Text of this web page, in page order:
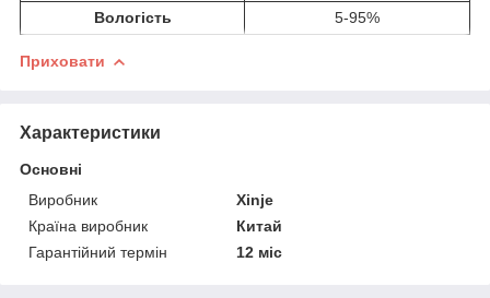
Вологість
5-95%
Приховати
Характеристики
Основні
Виробник
Xinje
Країна виробник
Китай
Гарантійний термін
12 міс